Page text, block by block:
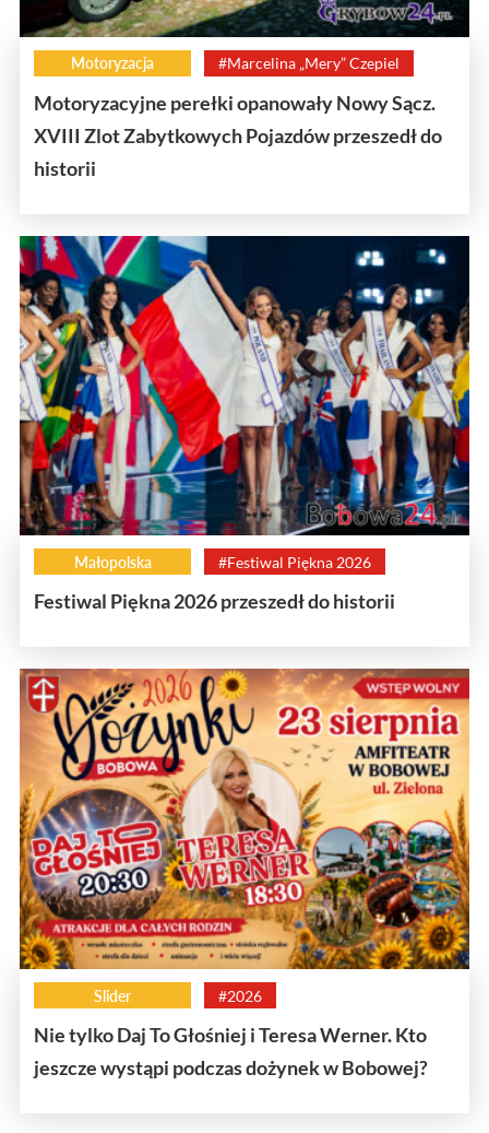
Motoryzacja #Marcelina „Mery” Czepiel
Motoryzacyjne perełki opanowały Nowy Sącz.
XVIII Zlot Zabytkowych Pojazdów przeszedł do
historii
Małopolska #Festiwal Piękna 2026
Festiwal Piękna 2026 przeszedł do historii
Slider #2026
Nie tylko Daj To Głośniej i Teresa Werner. Kto
jeszcze wystąpi podczas dożynek w Bobowej?